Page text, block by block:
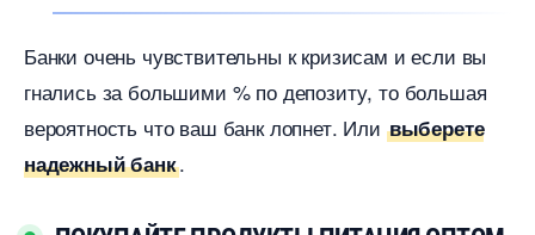
Банки очень чувствительны к кризисам и если вы
нались за большими % по депозиту, то большая
ероятность что ваш банк лопнет. Или ыберете
надежный банк.